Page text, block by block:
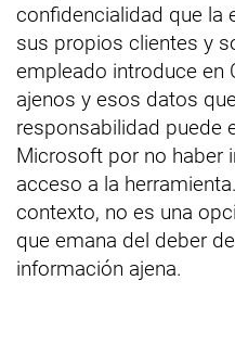
confidencialidad que la
sus propios clientes y
empleado introduce en
ajenos y esos datos
responsabilidad puede
Microsoft por no haber
acceso a la
contexto, no es una
que emana del deber
información ajena.